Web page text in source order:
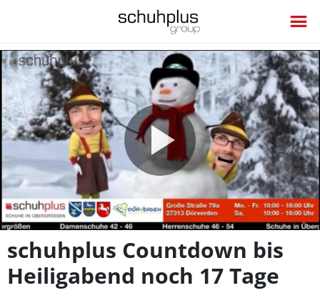
Video
schuhplus Countdown bis
Heiligabend noch 17 Tage